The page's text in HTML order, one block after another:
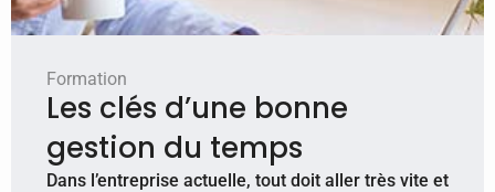
Formation
Les clés d’une bonne
gestion du temps
Dans l’entreprise actuelle, tout doit aller très vite et